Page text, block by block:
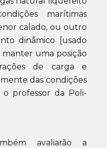
marítimas
calado, ou outro
dinâmico [usado
manter uma posição
de carga e
das condições
professor da Poli-
avaliarão a